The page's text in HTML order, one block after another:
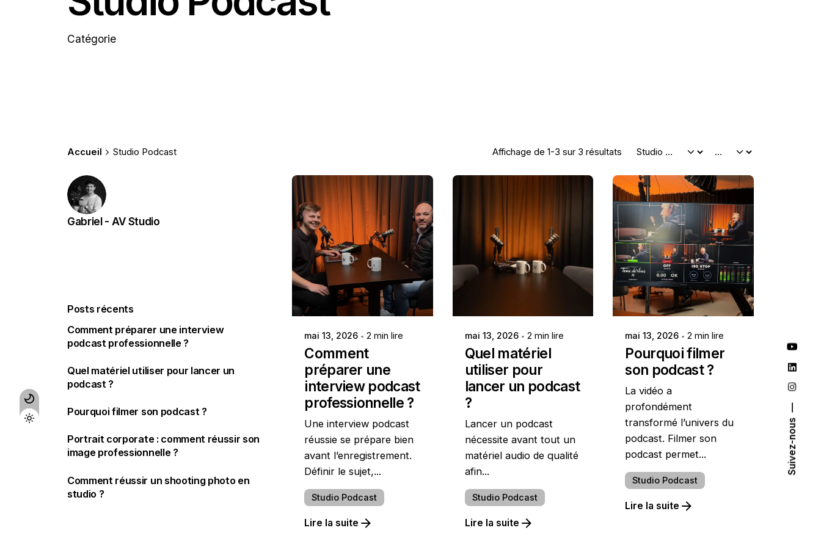
Suivez-nous
Catégorie
Accueil Studio Podcast Affichage de 1-3 sur 3 résultats
Gabriel - AV Studio
Posts récents
Comment préparer une interview
podcast professionnelle ?
Quel matériel utiliser pour lancer un
podcast ?
Pourquoi filmer son podcast ?
Portrait corporate : comment réussir son
image professionnelle ?
Comment réussir un shooting photo en
studio ?
Publié par
Gabriel - AV
Studio
mai 13, 2026 2 min lire
Comment
préparer une
interview podcast
professionnelle ?
Une interview podcast
réussie se prépare bien
avant l’enregistrement.
Définir le sujet,...
Studio Podcast
Lire la suite
Publié par
Gabriel - AV
mai 13, 2026 2 min lire
Quel matériel
utiliser pour
lancer un podcast
?
Lancer un podcast
nécessite avant tout un
matériel audio de qualité
afin...
Studio Podcast
Lire la suite
Publié par
Gabriel - AV
Studio
mai 13, 2026 2 min lire
Pourquoi filmer
son podcast ?
La vidéo a
profondément
transformé l’univers du
podcast. Filmer son
podcast permet...
Studio Podcast
Lire la suite